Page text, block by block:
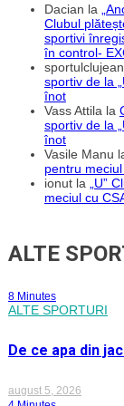
Dacian la
Clubul
sportivi
în control-
sportulclujean
sportiv de la
înot
Vass Attila la
sportiv de la
înot
Vasile Manu
pentru
ionut la
„U”
meciul cu
ALTE
8 Minutes
ALTE SPORTURI
De ce apa din
august 5, 2026